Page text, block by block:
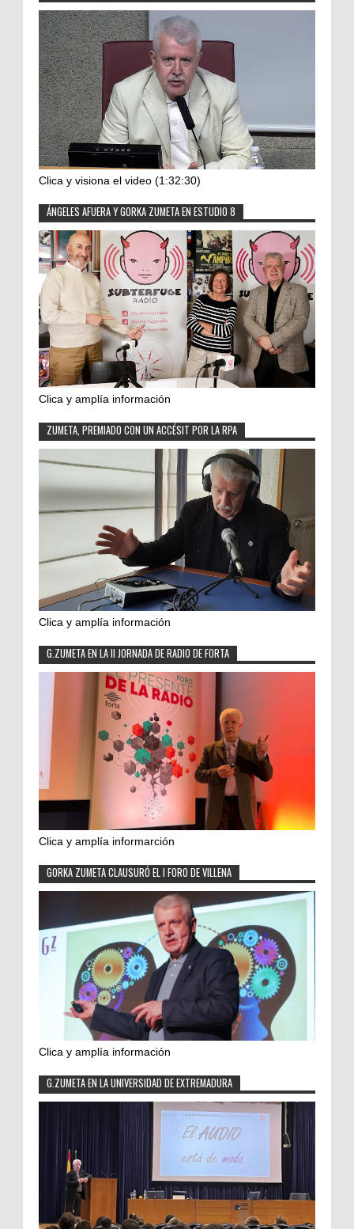
Clica y visiona el video (1:32:30)
ÁNGELES AFUERA Y GORKA ZUMETA EN ESTUDIO 8
Clica y amplía información
ZUMETA, PREMIADO CON UN ACCÉSIT POR LA RPA
Clica y amplía información
G.ZUMETA EN LA II JORNADA DE RADIO DE FORTA
Clica y amplía informarción
GORKA ZUMETA CLAUSURÓ EL I FORO DE VILLENA
Clica y amplía información
G.ZUMETA EN LA UNIVERSIDAD DE EXTREMADURA